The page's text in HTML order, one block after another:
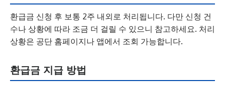
환급금 신청 후 보통 2주 내외로 처리됩니다. 다만 신청 건
수나 상황에 따라 조금 더 걸릴 수 있으니 참고하세요. 처리
상황은 공단 홈페이지나 앱에서 조회 가능합니다.
환급금 지급 방법